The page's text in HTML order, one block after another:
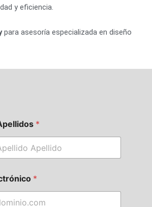
y eficiencia.
para asesoría especializada en diseño
*
*